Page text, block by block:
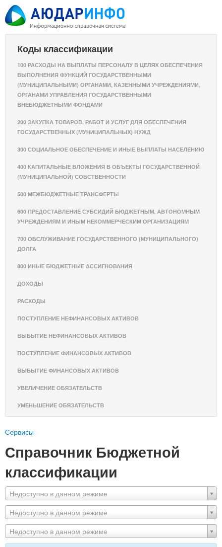
Коды классификации
100 РАСХОДЫ НА ВЫПЛАТЫ ПЕРСОНАЛУ В ЦЕЛЯХ ОБЕСПЕЧЕНИЯ
ВЫПОЛНЕНИЯ ФУНКЦИЙ ГОСУДАРСТВЕННЫМИ
(МУНИЦИПАЛЬНЫМИ) ОРГАНАМИ, КАЗЕННЫМИ УЧРЕЖДЕНИЯМИ,
ОРГАНАМИ УПРАВЛЕНИЯ ГОСУДАРСТВЕННЫМИ
ВНЕБЮДЖЕТНЫМИ ФОНДАМИ
200 ЗАКУПКА ТОВАРОВ, РАБОТ И УСЛУГ ДЛЯ ОБЕСПЕЧЕНИЯ
ГОСУДАРСТВЕННЫХ (МУНИЦИПАЛЬНЫХ) НУЖД
300 СОЦИАЛЬНОЕ ОБЕСПЕЧЕНИЕ И ИНЫЕ ВЫПЛАТЫ НАСЕЛЕНИЮ
400 КАПИТАЛЬНЫЕ ВЛОЖЕНИЯ В ОБЪЕКТЫ ГОСУДАРСТВЕННОЙ
(МУНИЦИПАЛЬНОЙ) СОБСТВЕННОСТИ
500 МЕЖБЮДЖЕТНЫЕ ТРАНСФЕРТЫ
600 ПРЕДОСТАВЛЕНИЕ СУБСИДИЙ БЮДЖЕТНЫМ, АВТОНОМНЫМ
УЧРЕЖДЕНИЯМ И ИНЫМ НЕКОММЕРЧЕСКИМ ОРГАНИЗАЦИЯМ
700 ОБСЛУЖИВАНИЕ ГОСУДАРСТВЕННОГО (МУНИЦИПАЛЬНОГО)
ДОЛГА
800 ИНЫЕ БЮДЖЕТНЫЕ АССИГНОВАНИЯ
ДОХОДЫ
РАСХОДЫ
ПОСТУПЛЕНИЕ НЕФИНАНСОВЫХ АКТИВОВ
ВЫБЫТИЕ НЕФИНАНСОВЫХ АКТИВОВ
ПОСТУПЛЕНИЕ ФИНАНСОВЫХ АКТИВОВ
ВЫБЫТИЕ ФИНАНСОВЫХ АКТИВОВ
УВЕЛИЧЕНИЕ ОБЯЗАТЕЛЬСТВ
УМЕНЬШЕНИЕ ОБЯЗАТЕЛЬСТВ
Сервисы
Справочник Бюджетной
классификации
Недоступно в данном режиме
Недоступно в данном режиме
Недоступно в данном режиме